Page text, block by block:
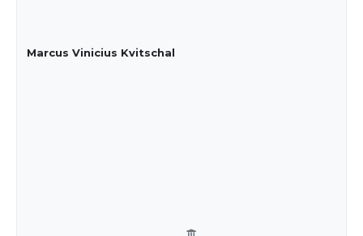
Marcus Vinicius Kvitschal